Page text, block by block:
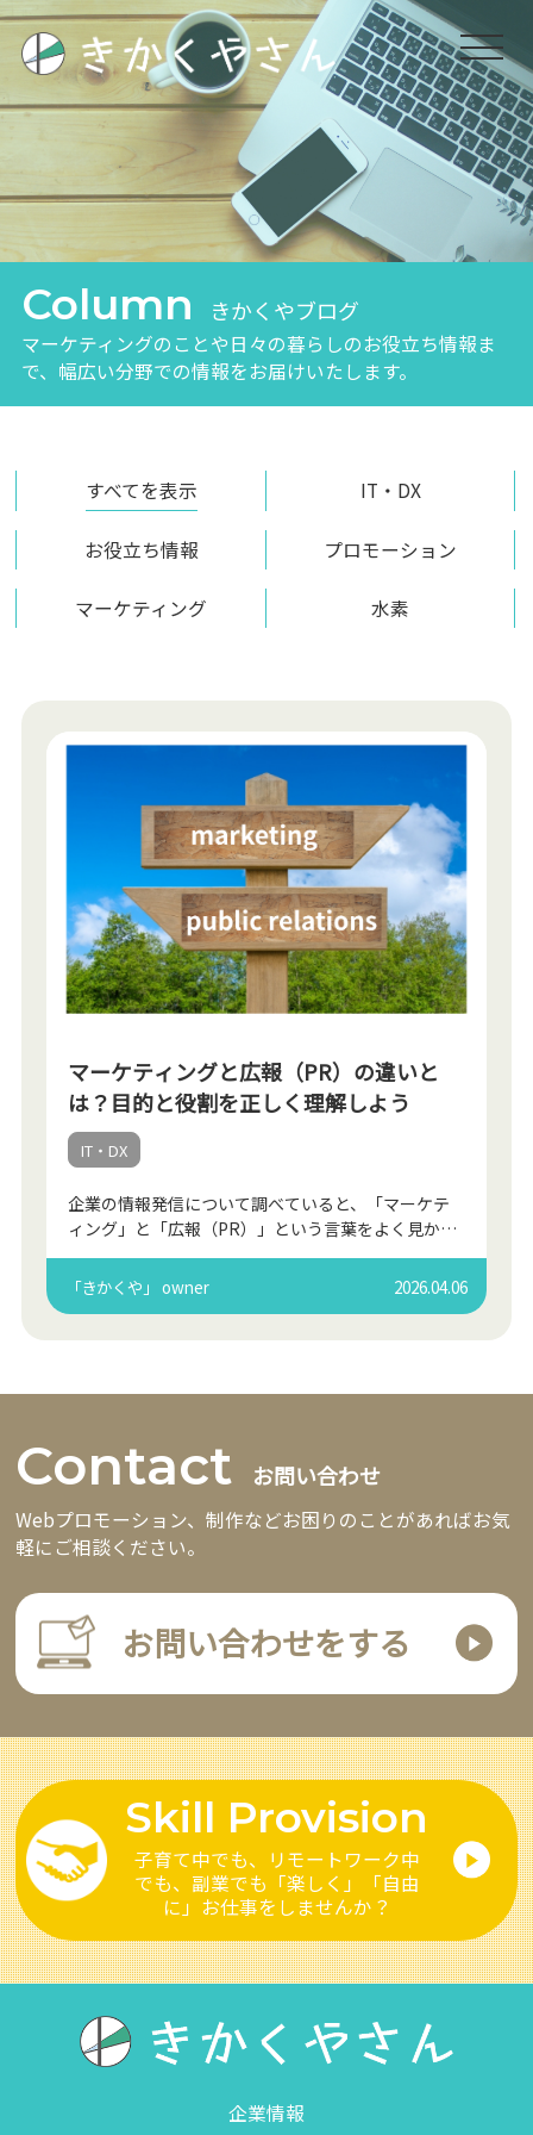
Column きかくやブログ
マーケティングのことや日々の暮らしのお役立ち情報ま
で、幅広い分野での情報をお届けいたします。
すべてを表示 IT・DX
お役立ち情報 プロモーション
マーケティング 水素
マーケティングと広報（PR）の違いと
は？目的と役割を正しく理解しよう
IT・DX
企業の情報発信について調べていると、「マーケテ
ィング」と「広報（PR）」という言葉をよく見かけ
ます。どちらも企業が情報を発信する活動ですが、
実は目的や役割は大きく異なります。 どちらも企業
「きかくや」 owner 2026.04.06
Contact お問い合わせ
Webプロモーション、制作などお困りのことがあればお気
軽にご相談ください。
お問い合わせをする
Skill Provision
子育て中でも、リモートワーク中
でも、副業でも 「楽しく」「自由
に」お仕事をしませんか？
企業情報